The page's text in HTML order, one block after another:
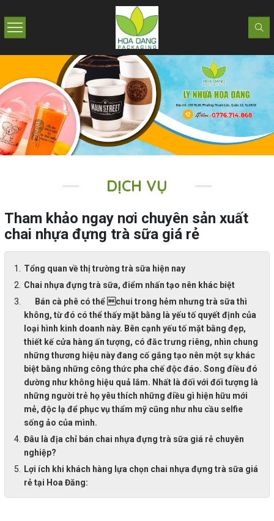
DỊCH VỤ
Tham khảo ngay nơi chuyên sản xuất
chai nhựa đựng trà sữa giá rẻ
Tổng quan về thị trường trà sữa hiện nay
Chai nhựa đựng trà sữa, điểm nhấn tạo nên khác biệt
Bán cà phê có thể chui trong hẻm nhưng trà sữa thì
không, từ đó có thể thấy mặt bằng là yếu tố quyết định của
loại hình kinh doanh này. Bên cạnh yếu tố mặt bằng đẹp,
thiết kế cửa hàng ấn tượng, có đăc trưng riêng, nhìn chung
những thương hiệu này đang cố gắng tạo nên một sự khác
biệt bằng những công thức pha chế độc đáo. Song điều đó
dường như không hiệu quả lắm. Nhất là đối với đối tượng là
những người trẻ họ yêu thích những điều gì hiện hữu mới
mẻ, độc lạ để phục vụ thẩm mỹ cũng như nhu cầu selfie
sống ảo của mình.
Đâu là địa chỉ bán chai nhựa đựng trà sữa giá rẻ chuyên
nghiệp?
Lợi ích khi khách hàng lựa chọn chai nhựa đựng trà sữa giá
rẻ tại Hoa Đăng: